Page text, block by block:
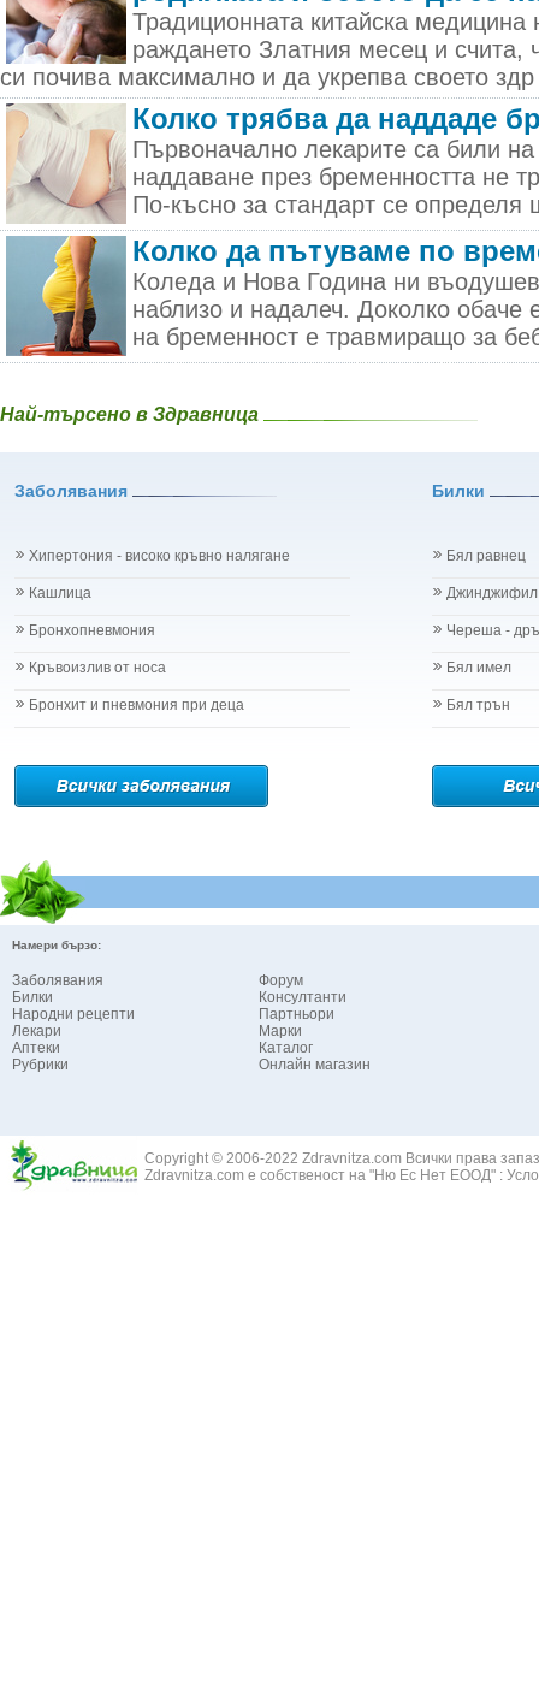
Традиционната китайска медицина
раждането Златния месец и счита,
си почива максимално и да укрепва своето
Колко трябва да наддаде
Първоначално лекарите са били
наддаване през бременността не
По-късно за стандарт се определя
Колко да пътуваме по
Коледа и Нова Година ни
наблизо и надалеч. Доколко обаче
на бременност е травмиращо за
Най-търсено в Здравница
Заболявания Билки
Хипертония - високо кръвно налягане
Кашлица
Бронхопневмония
Кръвоизлив от носа
Бронхит и пневмония при деца
Бял равнец
Джинджифил
Череша -
Бял имел
Бял трън
Намери бързо:
Заболявания
Билки
Народни рецепти
Лекари
Аптеки
Рубрики
Форум
Консултанти
Партньори
Марки
Каталог
Онлайн магазин
Copyright © 2006-2022 Zdravnitza.com Всички права
Zdravnitza.com е собственост на "Ню Ес Нет ЕООД" :